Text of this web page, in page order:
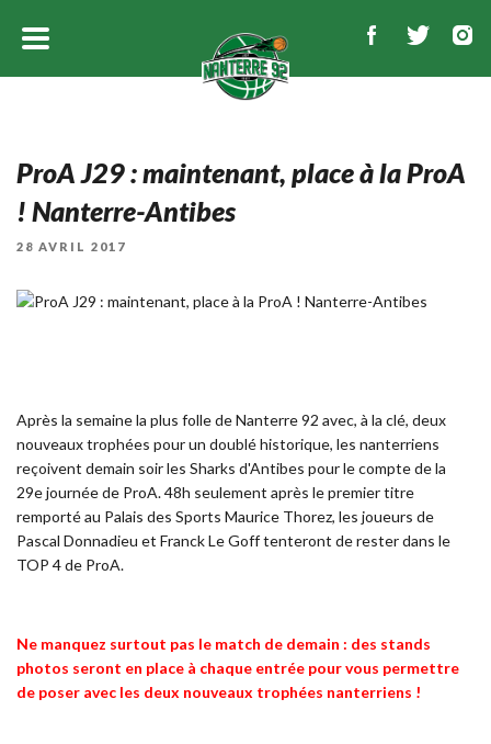
ProA J29 : maintenant, place à la ProA
! Nanterre-Antibes
PUBLIÉ
28 AVRIL 2017
Après la semaine la plus folle de Nanterre 92 avec, à la clé, deux
nouveaux trophées pour un doublé historique, les nanterriens
reçoivent demain soir les Sharks d'Antibes pour le compte de la
29e journée de ProA. 48h seulement après le premier titre
remporté au Palais des Sports Maurice Thorez, les joueurs de
Pascal Donnadieu et Franck Le Goff tenteront de rester dans le
TOP 4 de ProA.
Ne manquez surtout pas le match de demain : des stands
photos seront en place à chaque entrée pour vous permettre
de poser avec les deux nouveaux trophées nanterriens !